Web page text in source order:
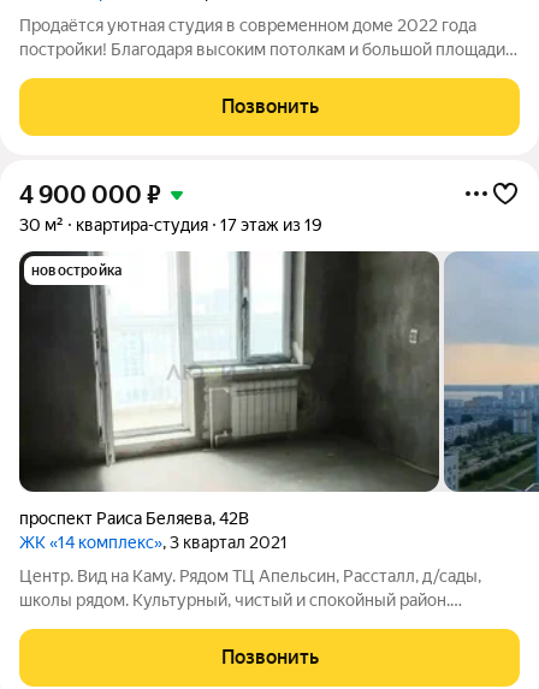
Продаётся уютная студия в современном доме 2022 года
постройки! Благодаря высоким потолкам и большой площади
стильный кухонный гарнитур и кондиционер! Документы
готовы, один взрослый собственник!
Позвонить
4 900 000 ₽
30 м² квартира-студия 17 этаж из 19
новостройка
проспект Раиса Беляева,42В
ЖК «14 комплекс», 3 квартал 2021
Центр. Вид на Каму. Рядом ТЦ Апельсин, Рассталл, д/сады,
школы рядом. Культурный, чистый и спокойный район.
для ремонта подготовлены, по договоренности можно
оставить.
Позвонить